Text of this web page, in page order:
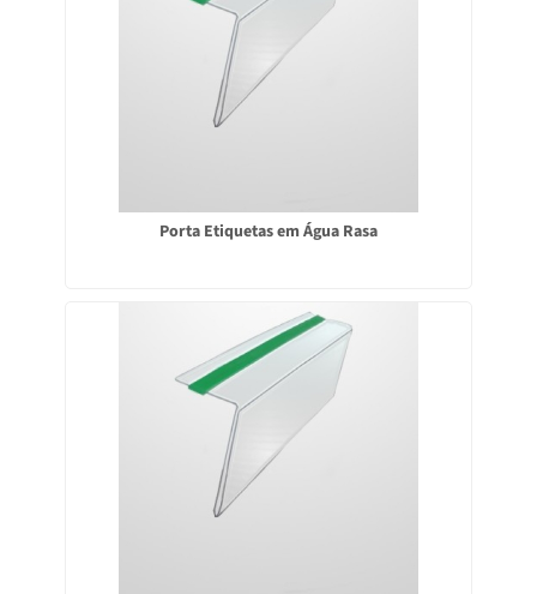
Porta Etiquetas em Água Rasa